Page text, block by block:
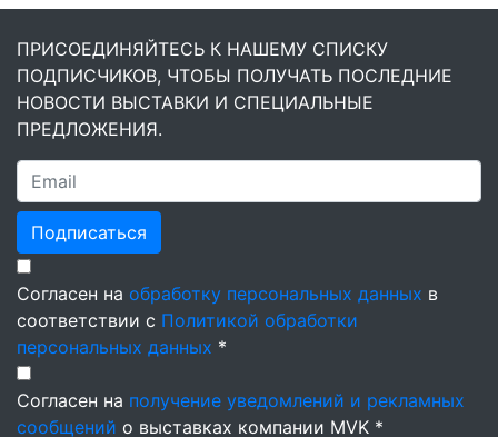
ПРИСОЕДИНЯЙТЕСЬ К НАШЕМУ СПИСКУ
ПОДПИСЧИКОВ, ЧТОБЫ ПОЛУЧАТЬ ПОСЛЕДНИЕ
НОВОСТИ ВЫСТАВКИ И СПЕЦИАЛЬНЫЕ
ПРЕДЛОЖЕНИЯ.
Подписаться
Согласен на обработку персональных данных в
соответствии с Политикой обработки
персональных данных *
Согласен на получение уведомлений и рекламных
сообщений о выставках компании MVK *